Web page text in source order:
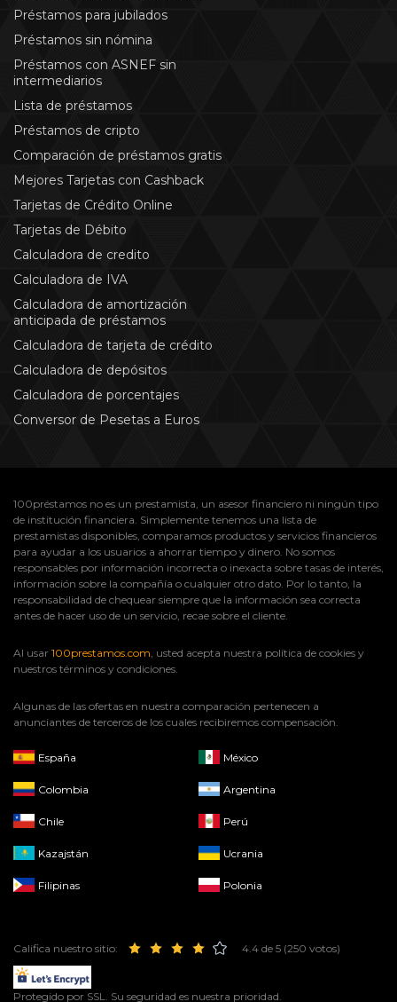
Préstamos para jubilados
Préstamos sin nómina
Préstamos con ASNEF sin
intermediarios
Lista de préstamos
Préstamos de cripto
Comparación de préstamos gratis
Mejores Tarjetas con Cashback
Tarjetas de Crédito Online
Tarjetas de Débito
Calculadora de credito
Calculadora de IVA
Calculadora de amortización
anticipada de préstamos
Calculadora de tarjeta de crédito
Calculadora de depósitos
Calculadora de porcentajes
Conversor de Pesetas a Euros
100préstamos no es un prestamista, un asesor financiero ni ningún tipo
de institución financiera. Simplemente tenemos una lista de
prestamistas disponibles, comparamos productos y servicios financieros
para ayudar a los usuarios a ahorrar tiempo y dinero. No somos
responsables por información incorrecta o inexacta sobre tasas de interés,
información sobre la compañía o cualquier otro dato. Por lo tanto, la
responsabilidad de chequear siempre que la información sea correcta
antes de hacer uso de un servicio, recae sobre el cliente.
Al usar 100prestamos.com, usted acepta nuestra política de cookies y
nuestros términos y condiciones.
Algunas de las ofertas en nuestra comparación pertenecen a
anunciantes de terceros de los cuales recibiremos compensación.
España México
Colombia Argentina
Chile Perú
Kazajstán Ucrania
Filipinas Polonia
Califica nuestro sitio: 4.4 de 5 (250 votos)
Protegido por SSL. Su seguridad es nuestra prioridad.